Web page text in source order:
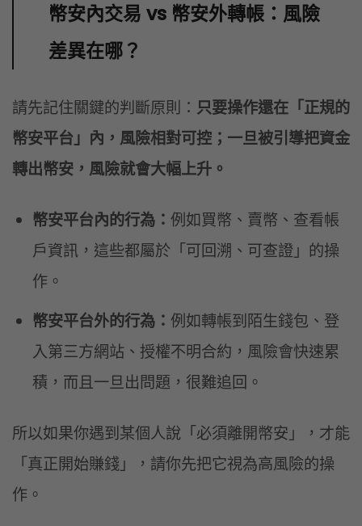
幣安內交易 vs 幣安外轉帳：風險
差異在哪？
請先記住關鍵的判斷原則： 只要操作還在「正規的
幣安平台」內，風險相對可控；一旦被引導把資金
轉出幣安，風險就會大幅上升。
幣安平台內的行為： 例如買幣、賣幣、查看帳
戶資訊，這些都屬於「可回溯、可查證」的操
作。
幣安平台外的行為： 例如轉帳到陌生錢包、登
入第三方網站、授權不明合約，風險會快速累
積，而且一旦出問題，很難追回。
所以如果你遇到某個人說「必須離開幣安」，才能
「真正開始賺錢」，請你先把它視為高風險的操
作。